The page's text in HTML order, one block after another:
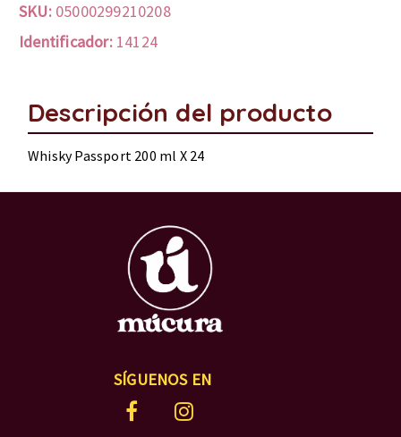
SKU: 05000299210208
Identificador: 14124
Descripción del producto
Whisky Passport 200 ml X 24
SÍGUENOS EN